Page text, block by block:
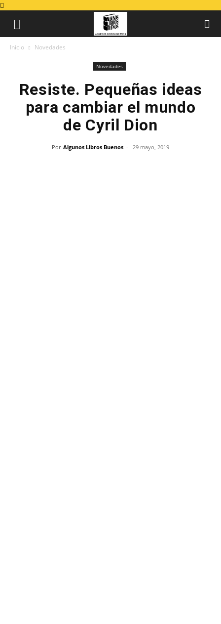
Inicio Novedades
Novedades
Resiste. Pequeñas ideas
para cambiar el mundo
de Cyril Dion
Por Algunos Libros Buenos - 29 mayo, 2019